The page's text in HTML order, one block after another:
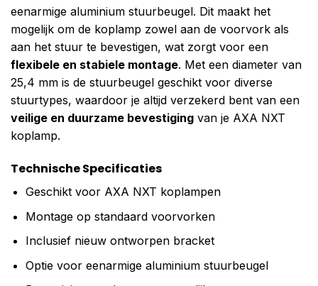
eenarmige aluminium stuurbeugel. Dit maakt het
mogelijk om de koplamp zowel aan de voorvork als
aan het stuur te bevestigen, wat zorgt voor een
flexibele en stabiele montage. Met een diameter van
25,4 mm is de stuurbeugel geschikt voor diverse
stuurtypes, waardoor je altijd verzekerd bent van een
veilige en duurzame bevestiging van je AXA NXT
koplamp.
Technische Specificaties
Geschikt voor AXA NXT koplampen
Montage op standaard voorvorken
Inclusief nieuw ontworpen bracket
Optie voor eenarmige aluminium stuurbeugel